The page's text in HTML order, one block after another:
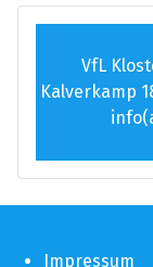
VfL
Kalverkamp
Impressum